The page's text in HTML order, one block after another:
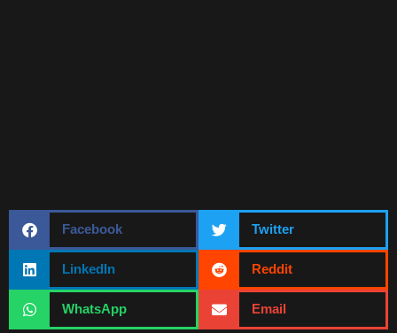
Facebook Twitter
LinkedIn Reddit
WhatsApp Email